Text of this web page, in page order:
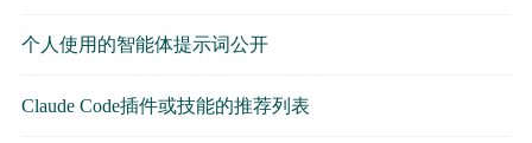
个人使用的智能体提示词公开
Claude Code插件或技能的推荐列表